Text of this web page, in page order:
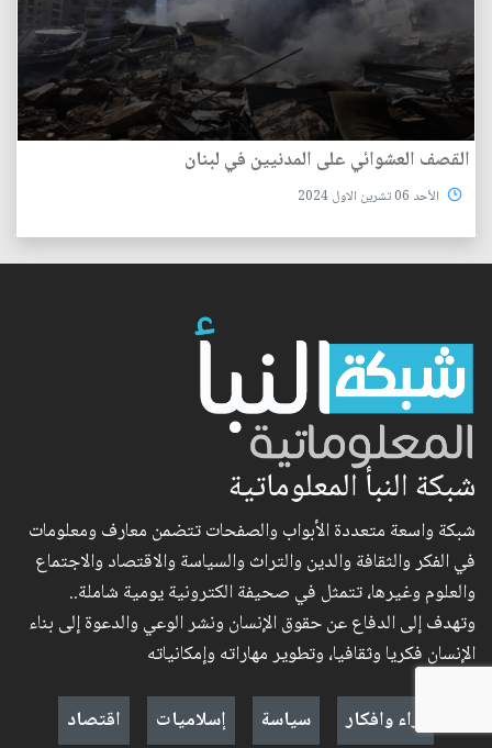
القصف العشوائي على المدنيين في لبنان
الأحد 06 تشرين الاول 2024
شبكة النبأ المعلوماتية
شبكة واسعة متعددة الأبواب والصفحات تتضمن معارف ومعلومات
في الفكر والثقافة والدين والتراث والسياسة والاقتصاد والاجتماع
والعلوم وغيرها، تتمثل في صحيفة الكترونية يومية شاملة..
وتهدف إلى الدفاع عن حقوق الإنسان ونشر الوعي والدعوة إلى بناء
الإنسان فكريا وثقافيا، وتطوير مهاراته وإمكانياته
آراء وافكار
سياسة إسلاميات اقتصاد